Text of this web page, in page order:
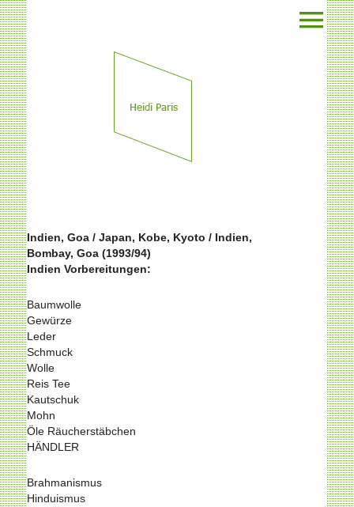
Indien, Goa / Japan, Kobe, Kyoto / Indien,
Bombay, Goa (1993/94)
Indien Vorbereitungen:
Baumwolle
Gewürze
Leder
Schmuck
Wolle
Reis Tee
Kautschuk
Mohn
Öle Räucherstäbchen
HÄNDLER
Brahmanismus
Hinduismus